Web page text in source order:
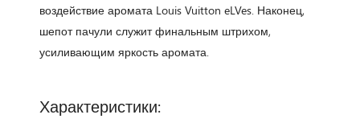
воздействие аромата Louis Vuitton eLVes. Наконец,
шепот пачули служит финальным штрихом,
усиливающим яркость аромата.
Характеристики: